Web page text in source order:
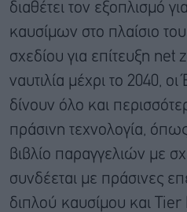
διαθέτει τον εξοπλισμό
καυσίμων στο πλαίσιο
σχεδίου για επίτευξη
ναυτιλία μέχρι το 2040,
δίνουν όλο και
πράσινη τεχνολογία,
βιβλίο παραγγελιών με
συνδέεται με πράσινες
διπλού καυσίμου και